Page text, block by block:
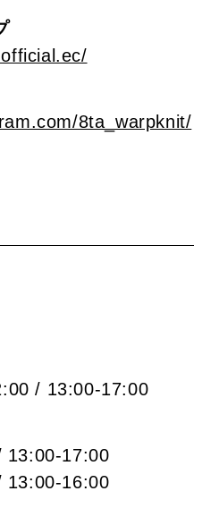
8ta_warpknit/
/ 13:00-17:00
13:00-17:00
13:00-16:00